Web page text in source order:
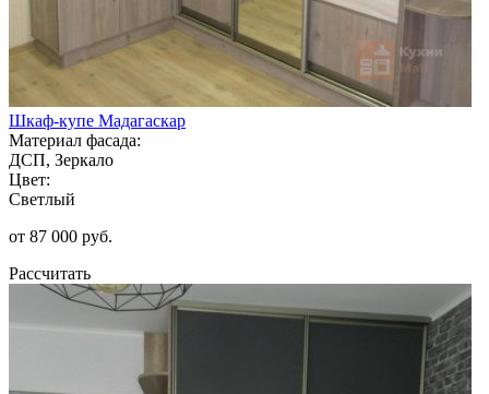
Шкаф-купе Мадагаскар
Материал фасада:
ДСП, Зеркало
Цвет:
Светлый
от 87 000 руб.
Рассчитать